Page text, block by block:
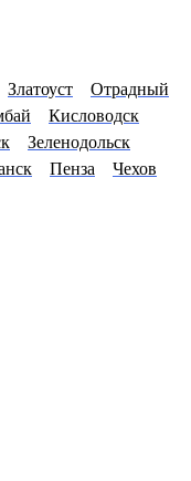
Златоуст
Отрадный
Кисловодск
Зеленодольск
Пенза
Чехов